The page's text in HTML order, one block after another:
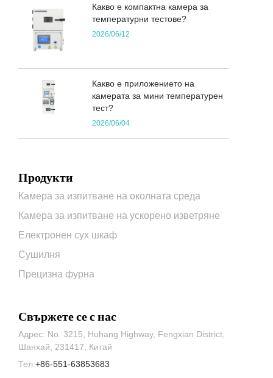
Какво е компактна камера за
температурни тестове?
2026/06/12
Какво е приложението на
камерата за мини температурен
тест?
2026/06/04
Продукти
Камера за изпитване на околната среда
Камера за изпитване на ускорено изветряне
Електронен сух шкаф
Сушилня
Прецизна фурна
Свържете се с нас
Адрес: No. 3215, Huhang Highway, Fengxian District,
Шанхай, 231417, Китай
Тел:+86-551-63853683